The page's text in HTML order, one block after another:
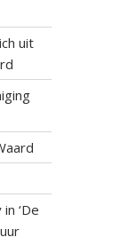
uit
‘De